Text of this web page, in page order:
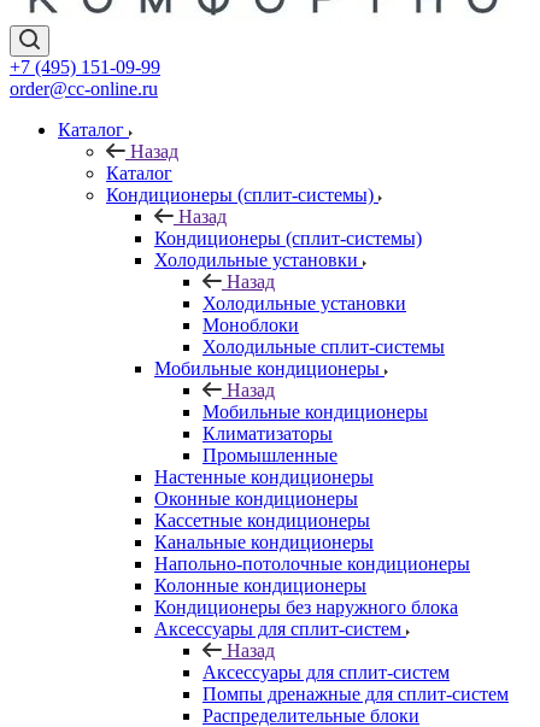
+7 (495) 151-09-99
order@cc-online.ru
Каталог
Назад
Каталог
Кондиционеры (сплит-системы)
Назад
Кондиционеры (сплит-системы)
Холодильные установки
Назад
Холодильные установки
Моноблоки
Холодильные сплит-системы
Мобильные кондиционеры
Назад
Мобильные кондиционеры
Климатизаторы
Промышленные
Настенные кондиционеры
Оконные кондиционеры
Кассетные кондиционеры
Канальные кондиционеры
Напольно-потолочные кондиционеры
Колонные кондиционеры
Кондиционеры без наружного блока
Аксессуары для сплит-систем
Назад
Аксессуары для сплит-систем
Помпы дренажные для сплит-систем
Распределительные блоки